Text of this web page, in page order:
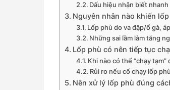
Dấu hiệu nhận biết
Nguyên nhân nào khiến
Lốp phù do va đập/ổ gà,
Những sai lầm làm tăng
Lốp phù có nên tiếp tục
Khi nào có thể “chạy
Rủi ro nếu cố chạy lốp
Nên xử lý lốp phù đúng